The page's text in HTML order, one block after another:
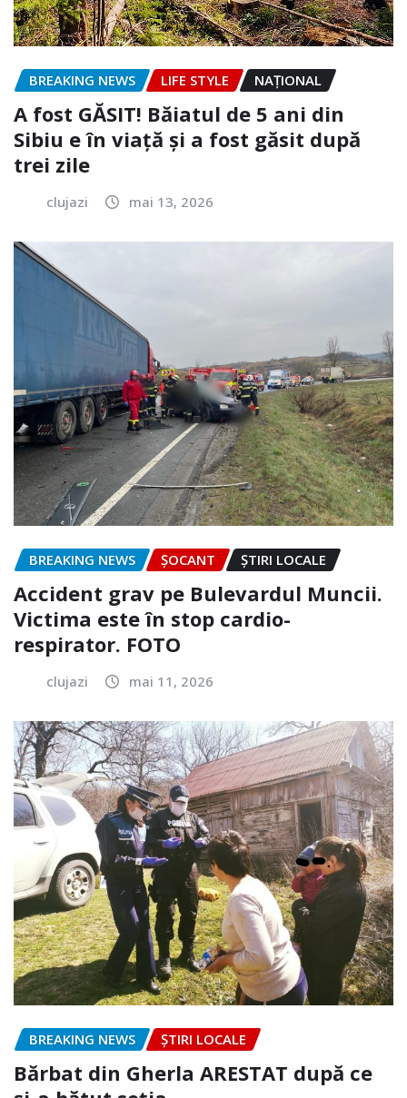
BREAKING NEWS LIFE STYLE NAŢIONAL
A fost GĂSIT! Băiatul de 5 ani din
Sibiu e în viață și a fost găsit după
trei zile
clujazi mai 13, 2026
BREAKING NEWS ȘOCANT ȘTIRI LOCALE
Accident grav pe Bulevardul Muncii.
Victima este în stop cardio-
respirator. FOTO
clujazi mai 11, 2026
BREAKING NEWS ȘTIRI LOCALE
Bărbat din Gherla ARESTAT după ce